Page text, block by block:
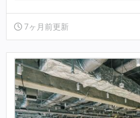
7ヶ月前更新